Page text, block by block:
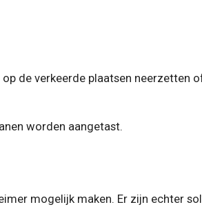
de verkeerde plaatsen neerzetten
worden aangetast.
mogelijk maken. Er zijn echter